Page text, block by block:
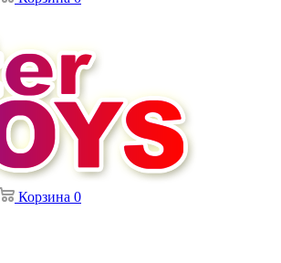
Корзина 0